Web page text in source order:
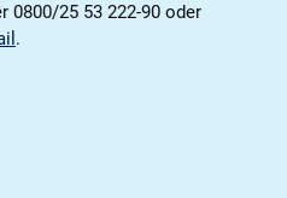
0800/25 53 222-90 oder
.